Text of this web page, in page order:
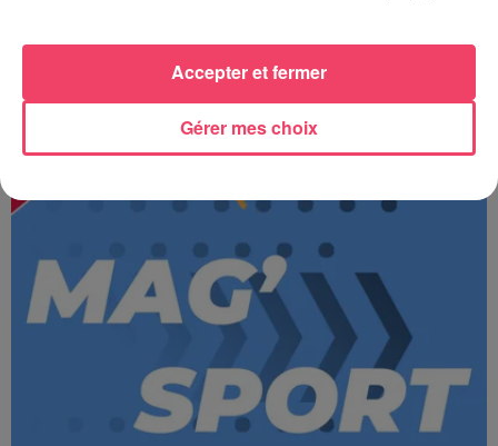
JOURNAL ANJOU MIDI 07/08/26
Gérer mes choix
Accepter et fermer